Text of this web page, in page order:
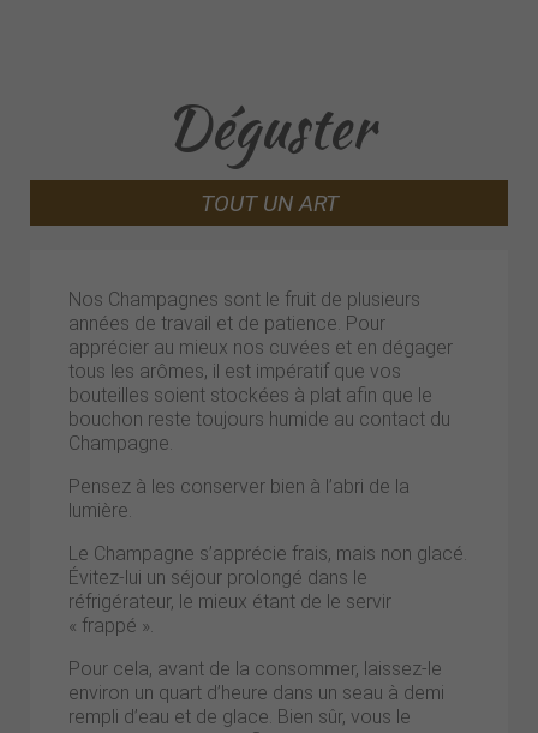
Déguster
TOUT UN ART
Nos Champagnes sont le fruit de plusieurs
années de travail et de patience. Pour
apprécier au mieux nos cuvées et en dégager
tous les arômes, il est impératif que vos
bouteilles soient stockées à plat afin que le
bouchon reste toujours humide au contact du
Champagne.
Pensez à les conserver bien à l’abri de la
lumière.
Le Champagne s’apprécie frais, mais non glacé.
Évitez-lui un séjour prolongé dans le
réfrigérateur, le mieux étant de le servir
« frappé ».
Pour cela, avant de la consommer, laissez-le
environ un quart d’heure dans un seau à demi
rempli d’eau et de glace. Bien sûr, vous le